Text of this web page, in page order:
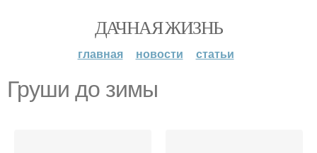
ДАЧНАЯ ЖИЗНЬ
главная новости статьи
Груши до зимы